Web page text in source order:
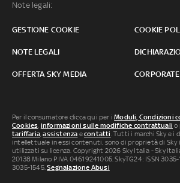
Note legali:
GESTIONE COOKIE COOKIE
NOTE LEGALI
OFFERTA SKY MEDIA CORPORATE
Per il consumatore clicca qui per iModuli, Condizioni
Cookies, informazioni sulle modifiche contrattuali o
tariffaria,assistenza econtatti. Tutti i marchi Sky e
intellettuale in essi contenuti, sono di proprietà di Sky
utilizzati su licenza. Copyright 2026 Sky Italia - Sky
20138 Milano P.IVA 04619241005. SkyTG24: ISSN
3035-1545.Segnalazione Abusi